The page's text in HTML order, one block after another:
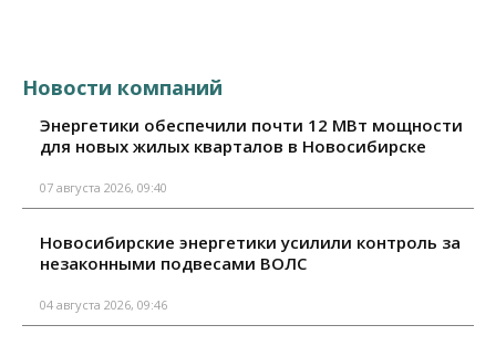
Новости компаний
Энергетики обеспечили почти 12 МВт мощности
для новых жилых кварталов в Новосибирске
07 августа 2026, 09:40
Новосибирские энергетики усилили контроль за
незаконными подвесами ВОЛС
04 августа 2026, 09:46